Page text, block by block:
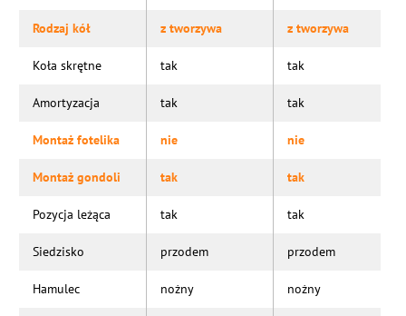
Rodzaj kół z tworzywa z tworzywa
Koła skrętne tak tak
Amortyzacja tak tak
Montaż fotelika nie nie
Montaż gondoli tak tak
Pozycja leżąca tak tak
Siedzisko przodem przodem
Hamulec nożny nożny